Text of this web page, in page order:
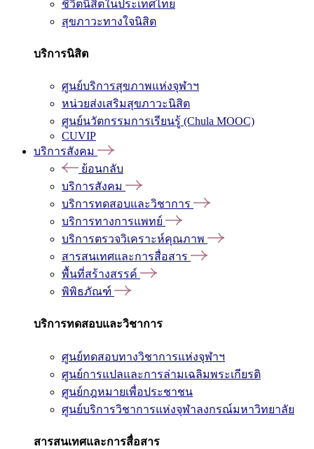
ชีวิตนิสิตในประเทศไทย
สุขภาวะทางใจนิสิต
บริการนิสิต
ศูนย์บริการสุขภาพแห่งจุฬาฯ
หน่วยส่งเสริมสุขภาวะนิสิต
ศูนย์นวัตกรรมการเรียนรู้ (Chula MOOC)
CUVIP
บริการสังคม
ย้อนกลับ
บริการสังคม
บริการทดสอบและวิชาการ
บริการทางการแพทย์
บริการตรวจวิเคราะห์คุณภาพ
สารสนเทศและการสื่อสาร
พื้นที่สร้างสรรค์
พิพิธภัณฑ์
บริการทดสอบและวิชาการ
ศูนย์ทดสอบทางวิชาการแห่งจุฬาฯ
ศูนย์การแปลและการล่ามเฉลิมพระเกียรติ
ศูนย์กฎหมายเพื่อประชาชน
ศูนย์บริการวิชาการแห่งจุฬาลงกรณ์มหาวิทยาลัย
สารสนเทศและการสื่อสาร